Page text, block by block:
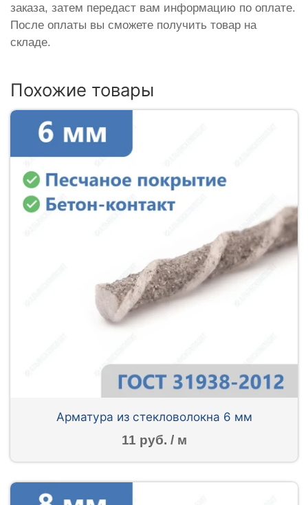
заказа, затем передаст вам информацию по оплате.
После оплаты вы сможете получить товар на
складе.
Похожие товары
Арматура из стекловолокна 6 мм
11 руб. / м